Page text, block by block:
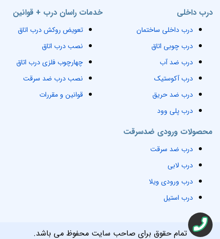
خدمات راسان درب + قوانین
تعویض روکش درب اتاق
نصب درب اتاق
چهارچوب فلزی درب اتاق
نصب درب ضد سرقت
قوانین و مقررات
محصولات ورودی ضدسرقت
درب ضد سرقت
درب لابی
درب ورودی ویلا
درب استیل
درب داخلی
درب داخلی ساختمان
درب چوبی اتاق
درب ضد آب
درب آکوستیک
درب ضد حریق
درب پلی وود
تمام حقوق برای صاحب سایت محفوظ می باشد.